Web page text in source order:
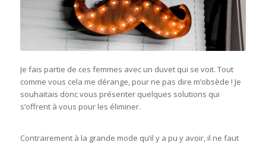
Je fais partie de ces femmes avec un duvet qui se voit. Tout
comme vous cela me dérange, pour ne pas dire m’obsède ! Je
souhaitais donc vous présenter quelques solutions qui
s’offrent à vous pour les éliminer.
Contrairement à la grande mode qu’il y a pu y avoir, il ne faut